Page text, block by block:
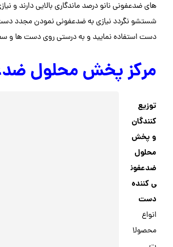
های ضدعفونی نانو درصد ماندگاری بالایی دارند
شستشو نگردد نیازی به ضدعفونی نمودن مجدد دست
دست استفاده نمایید و به درستی روی دست ها و
مرکز پخش محلول
توزیع
کنندگان
و پخش
محلول
ضدعفون
ی کننده
دست
انواع
محصولا